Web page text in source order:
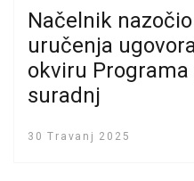
Načelnik
uručenja
okviru
suradnj
30 Travanj 2025